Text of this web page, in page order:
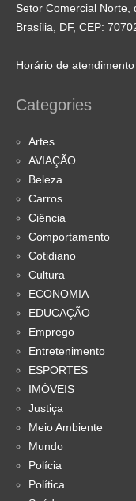
Setor Comercial Norte,
Brasília, DF, CEP:
Horário de
Categories
Artes
AVIAÇÃO
Beleza
Carros
Ciência
Comportamento
Cotidiano
Cultura
ECONOMIA
EDUCAÇÃO
Emprego
Entretenimento
ESPORTES
IMÓVEIS
Justiça
Meio Ambiente
Mundo
Polícia
Política